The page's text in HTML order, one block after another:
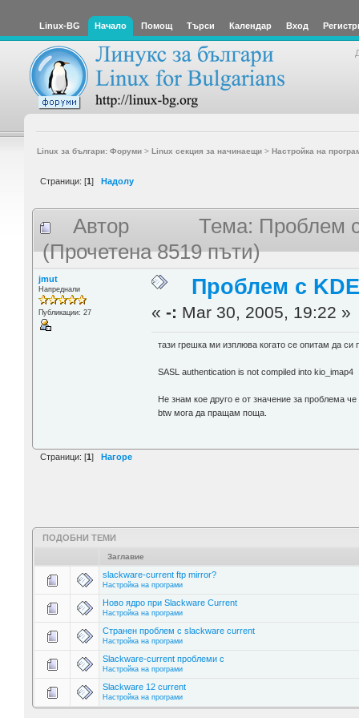
Linux-BG Начало Помощ Търси Календар Вход
Linux за българи: Форуми> Linux секция за начинаещи> Настройка на
Страници: [1] Надолу
Автор
Тема: Проблем
(Прочетена 8519 пъти)
jmut
Напреднали
Публикации: 27
Проблем с
«-: Mar 30, 2005, 19:22 »
тази грешка ми изплюва когато се опитам да
SASL authentication is not compiled into kio_imap4
Не знам кое друго е от значение за проблема
btw мога да пращам поща.
Страници: [1] Нагоре
ПОДОБНИ ТЕМИ
Заглавие
slackware-current ftp mirror?
Настройка на програми
Ново ядро при Slackware Current
Настройка на програми
Странен проблем с slackware current
Настройка на програми
Slackware-current проблеми с
Настройка на програми
Slackware 12 current
Настройка на програми